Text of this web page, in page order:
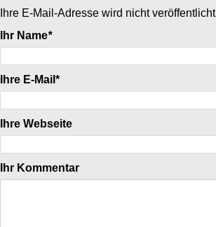
Ihre E-Mail-Adresse wird nicht veröffentlicht
Ihr Name*
Ihre E-Mail*
Ihre Webseite
Ihr Kommentar